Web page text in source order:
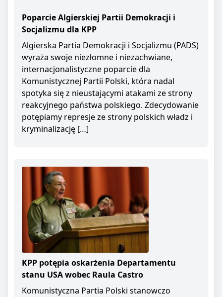
Poparcie Algierskiej Partii Demokracji i
Socjalizmu dla KPP
Algierska Partia Demokracji i Socjalizmu (PADS)
wyraża swoje niezłomne i niezachwiane,
internacjonalistyczne poparcie dla
Komunistycznej Partii Polski, która nadal
spotyka się z nieustającymi atakami ze strony
reakcyjnego państwa polskiego. Zdecydowanie
potępiamy represje ze strony polskich władz i
kryminalizację […]
KPP potępia oskarżenia Departamentu
stanu USA wobec Raula Castro
Komunistyczna Partia Polski stanowczo